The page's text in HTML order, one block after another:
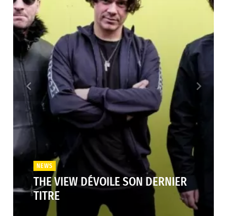
NEWS
THE VIEW DÉVOILE SON DERNIER
TITRE